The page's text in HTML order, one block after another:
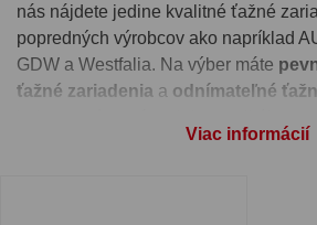
nás nájdete jedine kvalitné ťažné
popredných výrobcov ako napríklad
GDW a Westfalia. Na výber máte
ťažné zariadenia a odnímateľné
Viac informácií